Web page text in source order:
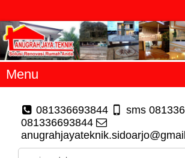
Menu
081336693844
sms
081336693844